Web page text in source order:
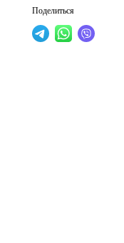
Поделиться